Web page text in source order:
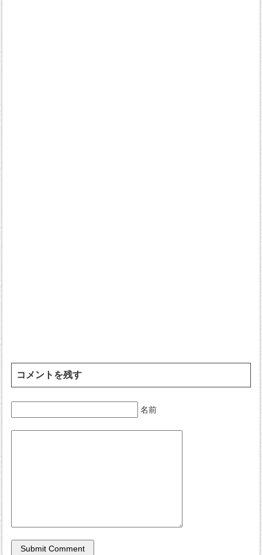
コメントを残す
名前